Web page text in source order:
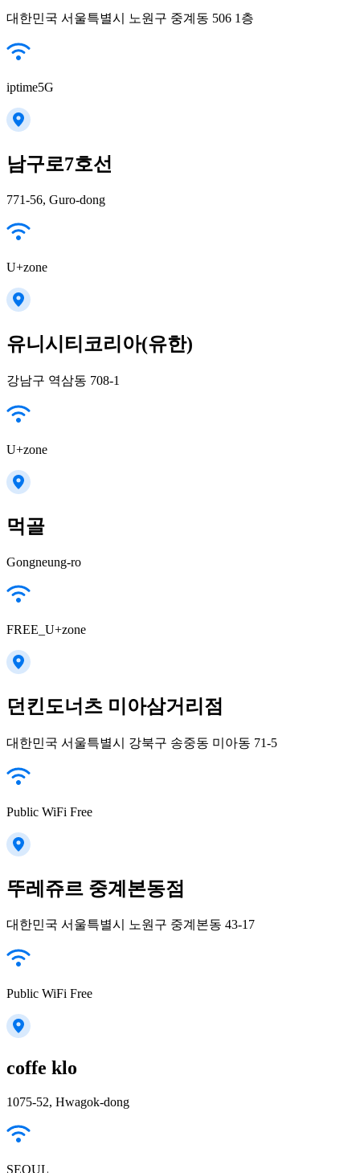
대한민국 서울특별시 노원구 중계동 506 1층
iptime5G
남구로7호선
771-56, Guro-dong
U+zone
유니시티코리아(유한)
강남구 역삼동 708-1
U+zone
먹골
Gongneung-ro
FREE_U+zone
던킨도너츠 미아삼거리점
대한민국 서울특별시 강북구 송중동 미아동 71-5
Public WiFi Free
뚜레쥬르 중계본동점
대한민국 서울특별시 노원구 중계본동 43-17
Public WiFi Free
coffe klo
1075-52, Hwagok-dong
SEOUL